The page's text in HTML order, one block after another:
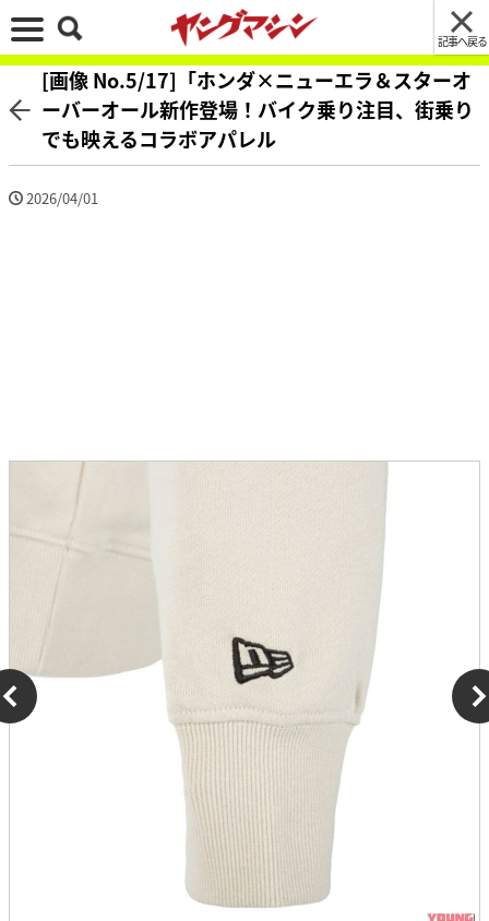
記事へ戻る
[画像 No.5/17]「ホンダ×ニューエラ＆スターオ
ーバーオール新作登場！バイク乗り注目、街乗り
でも映えるコラボアパレル
2026/04/01